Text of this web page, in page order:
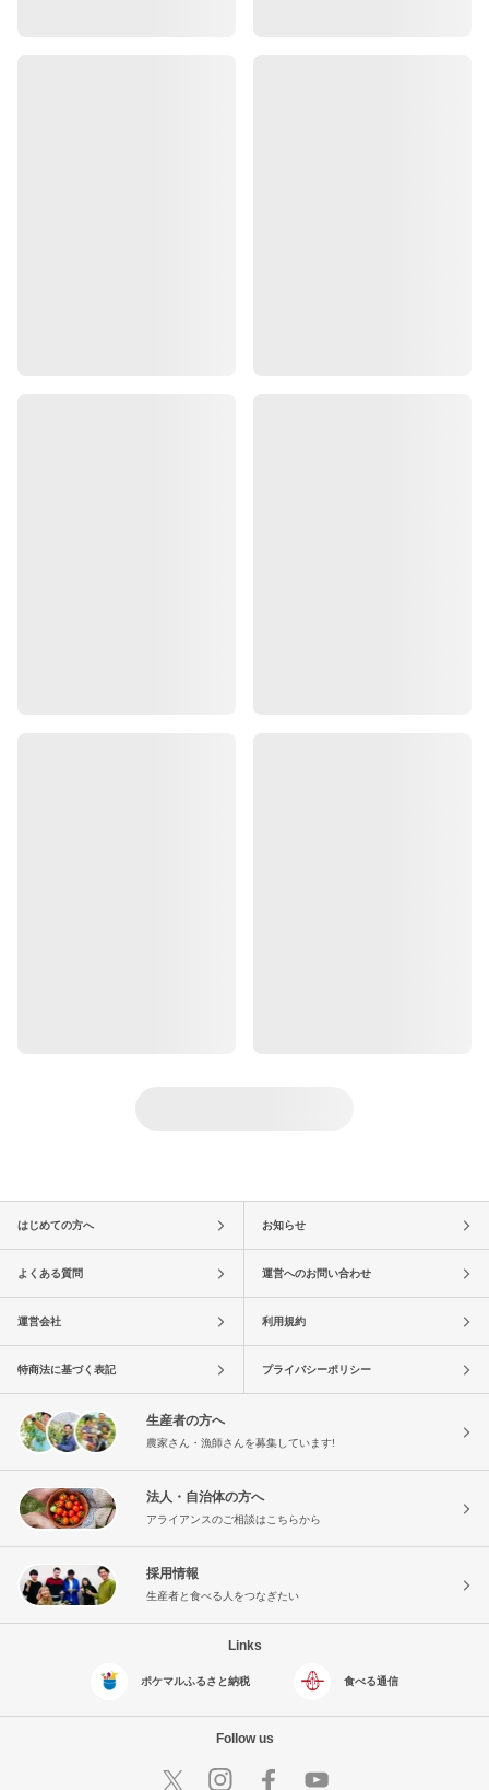
はじめての方へ お知らせ
よくある質問 運営へのお問い合わせ
運営会社 利用規約
特商法に基づく表記 プライバシーポリシー
生産者の方へ
農家さん・漁師さんを募集しています!
法人・自治体の方へ
アライアンスのご相談はこちらから
採用情報
生産者と食べる人をつなぎたい
Links
ポケマルふるさと納税 食べる通信
Follow us